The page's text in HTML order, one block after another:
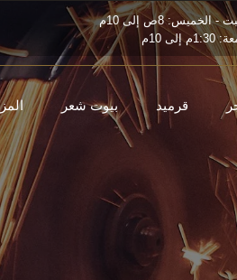
- الخميس: 8ص إلى 10م
إلى 10م
قرميد بيوت شعر